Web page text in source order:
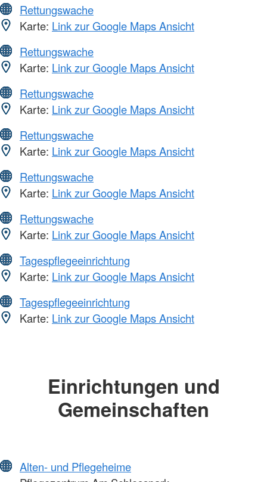
Rettungswache
Karte: Link zur Google Maps Ansicht
Rettungswache
Karte: Link zur Google Maps Ansicht
Rettungswache
Karte: Link zur Google Maps Ansicht
Rettungswache
Karte: Link zur Google Maps Ansicht
Rettungswache
Karte: Link zur Google Maps Ansicht
Rettungswache
Karte: Link zur Google Maps Ansicht
Tagespflegeeinrichtung
Karte: Link zur Google Maps Ansicht
Tagespflegeeinrichtung
Karte: Link zur Google Maps Ansicht
Einrichtungen und
Gemeinschaften
Alten- und Pflegeheime